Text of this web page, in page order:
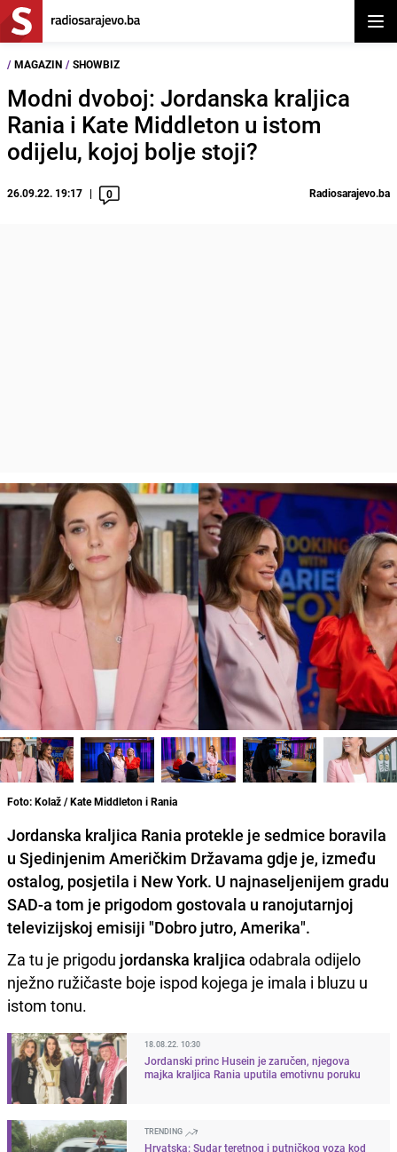
/ MAGAZIN / SHOWBIZ
Modni dvoboj: Jordanska kraljica
Rania i Kate Middleton u istom
odijelu, kojoj bolje stoji?
26.09.22. 19:17 0 Radiosarajevo.ba
Foto: Kolaž / Kate Middleton i Rania
Jordanska kraljica Rania protekle je sedmice boravila
u Sjedinjenim Američkim Državama gdje je, između
ostalog, posjetila i New York. U najnaseljenijem gradu
SAD-a tom je prigodom gostovala u ranojutarnjoj
televizijskoj emisiji "Dobro jutro, Amerika".
Za tu je prigodu jordanska kraljica odabrala odijelo
nježno ružičaste boje ispod kojega je imala i bluzu u
istom tonu.
18.08.22. 10:30
Jordanski princ Husein je zaručen, njegova
majka kraljica Rania uputila emotivnu poruku
TRENDING
Hrvatska: Sudar teretnog i putničkog voza kod